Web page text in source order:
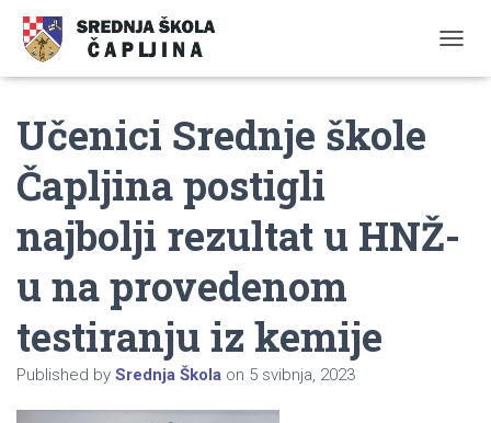
Učenici Srednje škole
Čapljina postigli
najbolji rezultat u HNŽ-
u na provedenom
testiranju iz kemije
Published by Srednja Škola on 5 svibnja, 2023